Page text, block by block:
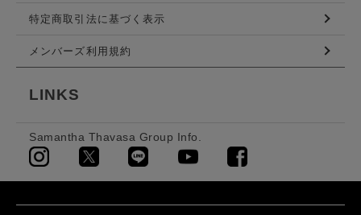
特定商取引法に基づく表示
メンバーズ利用規約
LINKS
Samantha Thavasa Group Info.